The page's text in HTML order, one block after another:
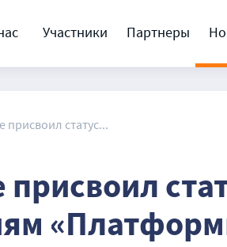
Участники Партнеры
присвоил статус...
присвоил